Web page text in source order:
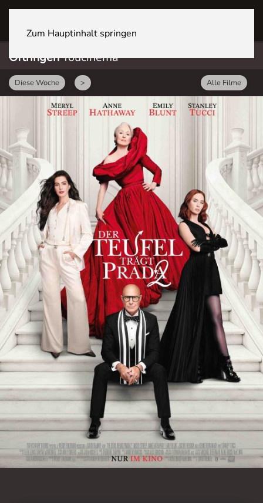
Zum Hauptinhalt springen
OftringenYoucinema
Diese Woche > Alle Filme